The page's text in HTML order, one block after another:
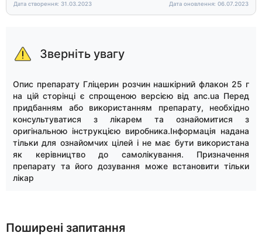
Дата створення: 31.03.2023
Дата оновлення: 06.07.2023
Зверніть увагу
Опис препарату Гліцерин розчин нашкірний флакон 25 г
на цій сторінці є спрощеною версією від anc.ua Перед
придбанням або використанням препарату, необхідно
консультуватися з лікарем та ознайомитися з
оригінальною інструкцією виробника.Інформація надана
тільки для ознайомчих цілей і не має бути використана
як керівництво до самолікування. Призначення
препарату та його дозування може встановити тільки
лікар
Поширені запитання